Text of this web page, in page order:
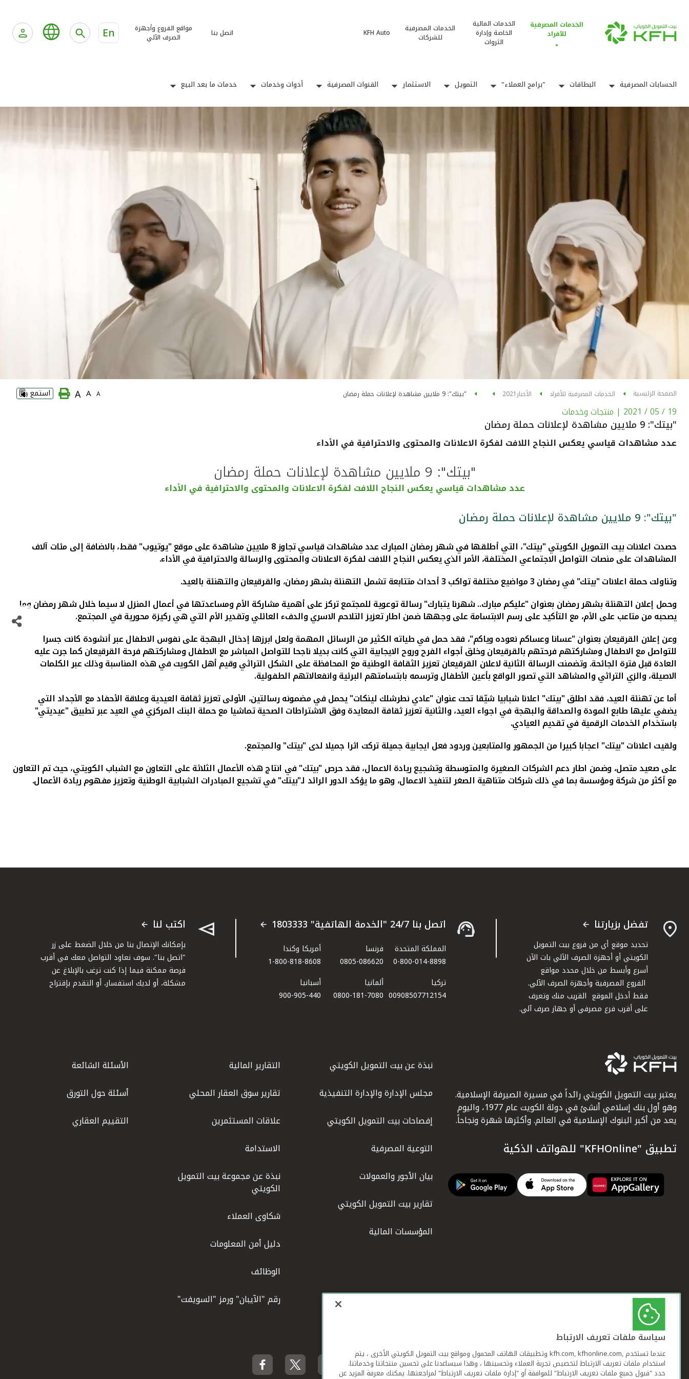
الخدمات المصرفية
للأفراد
الخدمات المالية
الخاصة وإدارة
الثروات
الخدمات المصرفية
للشركات
KFH Auto اتصل بنا
مواقع الفروع وأجهزة
الصرف الآلي
En
الحسابات المصرفية البطاقات "برامج العملاء" التمويل الاستثمار القنوات المصرفية أدوات وخدمات خدمات ما بعد البيع
الصفحة الرئيسية الخدمات المصرفية للأفراد الأخبار2021 "بيتك": 9 ملايين مشاهدة لإعلانات حملة رمضان A
A
A استمع
19 / 05 / 2021 | منتجات وخدمات
"بيتك": 9 ملايين مشاهدة لإعلانات حملة رمضان
عدد مشاهدات قياسي يعكس النجاح اللافت لفكرة الاعلانات والمحتوى والاحترافية في الأداء
"بيتك": 9 ملايين مشاهدة لإعلانات حملة رمضان
عدد مشاهدات قياسي يعكس النجاح اللافت لفكرة الاعلانات والمحتوى والاحترافية في الأداء
"بيتك": 9 ملايين مشاهدة لإعلانات حملة رمضان
حصدت اعلانات بيت التمويل الكويتي "بيتك"، التي أطلقها في شهر رمضان المبارك عدد مشاهدات قياسي تجاوز 8 ملايين مشاهدة على موقع "يوتيوب" فقط، بالاضافة إلى مئات آلاف
المشاهدات على منصات التواصل الاجتماعي المختلفة، الأمر الذي يعكس النجاح اللافت لفكرة الاعلانات والمحتوى والرسالة والاحترافية في الأداء.
وتناولت حملة اعلانات "بيتك" في رمضان 3 مواضيع مختلفة تواكب 3 أحداث متتابعة تشمل التهنئة بشهر رمضان، والقرقيعان والتهنئة بالعيد.
وحمل إعلان التهنئة بشهر رمضان بعنوان "عليكم مبارك.. شهرنا يتبارك" رسالة توعوية للمجتمع تركز على أهمية مشاركة الأم ومساعدتها في أعمال المنزل لا سيما خلال شهر رمضان وما
يصحبه من متاعب على الأم، مع التأكيد على رسم الابتسامة على وجهها ضمن اطار تعزيز التلاحم الاسري والدفء العائلي وتقدير الأم التي هي ركيزة محورية في المجتمع.
وعن إعلان القرقيعان بعنوان "عسانا وعساكم نعوده وياكم"، فقد حمل في طياته الكثير من الرسائل المهمة ولعل ابرزها إدخال البهجة على نفوس الاطفال عبر أنشودة كانت جسرا
للتواصل مع الاطفال ومشاركتهم فرحتهم بالقرقيعان وخلق أجواء الفرح وروح الايجابية التي كانت بديلا ناجحا للتواصل المباشر مع الاطفال ومشاركتهم فرحة القرقيعان كما جرت عليه
العادة قبل فترة الجائحة. وتضمنت الرسالة الثانية لاعلان القرقيعان تعزيز الثقافة الوطنية مع المحافظة على الشكل التراثي وقيم أهل الكويت في هذه المناسبة وذلك عبر الكلمات
الاصيلة، والزي التراثي والمشاهد التي تصور الواقع بأعين الأطفال وترسمه بابتسامتهم البرئية وانفعالاتهم الطفولية.
أما عن تهنئة العيد، فقد اطلق "بيتك" اعلانا شبابيا شيّقا تحت عنوان "عادي نطرشلك لينكات" يحمل في مضمونه رسالتين، الأولى تعزيز ثقافة العيدية وعلاقة الأحفاد مع الأجداد التي
يضفي عليها طابع المودة والصداقة والبهجة في اجواء العيد، والثانية تعزيز ثقافة المعايدة وفق الاشتراطات الصحية تماشيا مع حملة البنك المركزي في العيد عبر تطبيق "عيديتي"
باستخدام الخدمات الرقمية في تقديم العيادي.
ولقيت اعلانات "بيتك" اعجابا كبيرا من الجمهور والمتابعين وردود فعل ايجابية جميلة تركت اثرا جميلا لدى "بيتك" والمجتمع.
على صعيد متصل، وضمن اطار دعم الشركات الصغيرة والمتوسطة وتشجيع ريادة الاعمال، فقد حرص "بيتك" في انتاج هذه الأعمال الثلاثة على التعاون مع الشباب الكويتي، حيث تم التعاون
مع أكثر من شركة ومؤسسة بما في ذلك شركات متناهية الصغر لتنفيذ الاعمال، وهو ما يؤكد الدور الرائد لـ"بيتك" في تشجيع المبادرات الشبابية الوطنية وتعزيز مفهوم ريادة الأعمال.
تفضل بزيارتنا
تحديد موقع أي من فروع بيت التمويل
الكويتي أو أجهزة الصرف الآلي بات الآن
أسرع وأبسط من خلال محدد مواقع
الفروع المصرفية وأجهزة الصرف الآلي.
فقط أدخل الموقع القريب منك وتعرف
على أقرب فرع مصرفي أو جهاز صرف آلي.
اتصل بنا 24/7 "الخدمة الهاتفية" 1803333
المملكة المتحدة
0-800-014-8898
فرنسا
0805-086620
أمريكا وكندا
1-800-818-8608
تركيا
00908507712154​
ألمانيا
0800-181-7080
أسبانيا
900-905-440
اكتب لنا
بإمكانك الإتصال بنا من خلال الضغط على زر
"اتصل بنا". سوف نعاود التواصل معك في أقرب
فرصة ممكنة فيما إذا كنت ترغب بالإبلاغ عن
مشكلة، أو لديك استفسار، أو التقدم بإقتراح
يعتبر بيت التمويل الكويتي رائداً في مسيرة الصيرفة الإسلامية.
وهو أول بنك إسلامي أنشئ في دولة الكويت عام 1977، واليوم
يعد من أكبر البنوك الإسلامية في العالم. وأكثرها شهرة ونجاحاً.
تطبيق "KFHOnline" للهواتف الذكية
نبذة عن بيت التمويل الكويتي
مجلس الإدارة والإدارة التنفيذية
إفصاحات بيت التمويل الكويتي
التوعية المصرفية
بيان الأجور والعمولات
تقارير بيت التمويل الكويتي
المؤسسات المالية
التقارير المالية
تقارير سوق العقار المحلي
علاقات المستثمرين
الاستدامة
نبذة عن مجموعة بيت التمويل
الكويتي
شكاوى العملاء
دليل أمن المعلومات
الوظائف
رقم "الآيبان" ورمز "السويفت"
الأسئلة الشائعة
أسئلة حول التورق
التقييم العقاري
سياسة ملفات تعريف الارتباط
عندما تستخدم ,kfh.com, kfhonline.com وتطبيقات الهاتف المحمول ومواقع بيت التمويل الكويتي الأخرى ، يتم
استخدام ملفات تعريف الارتباط لتخصيص تجربة العملاء وتحسينها ، وهذا سيساعدنا على تحسين منتجاتنا وخدماتنا.
حدد "قبول جميع ملفات تعريف الارتباط" للموافقة أو "إدارة ملفات تعريف الارتباط" لمراجعتها. يمكنك معرفة المزيد عن